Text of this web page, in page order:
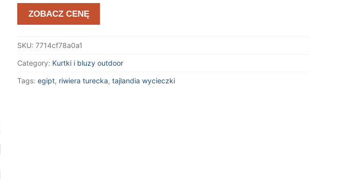
ZOBACZ CENĘ
SKU: 7714cf78a0a1
Category: Kurtki i bluzy outdoor
Tags: egipt, riwiera turecka, tajlandia wycieczki